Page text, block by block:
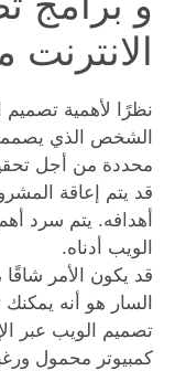
الانترنت
نظرًا لأهمية تصميم
الشخص الذي
محددة من أجل
قد يتم إعاقة
أهدافه. يتم سرد
الويب أدناه.
قد يكون الأمر شاقًا
السار هو أنه
تصميم الويب عبر
كمبيوتر محمول